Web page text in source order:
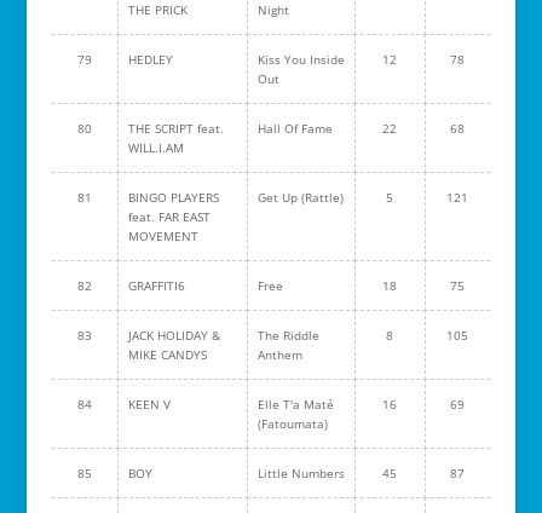
THE PRICK
Night
79 HEDLEY
Kiss You Inside
Out
12 78
80
THE SCRIPT feat.
WILL.I.AM
Hall Of Fame 22 68
81
BINGO PLAYERS
feat. FAR EAST
MOVEMENT
Get Up (Rattle) 5 121
82 GRAFFITI6 Free 18 75
83
JACK HOLIDAY &
MIKE CANDYS
The Riddle
Anthem
8 105
84 KEEN V
Elle T'a Maté
(Fatoumata)
16 69
85 BOY Little Numbers 45 87